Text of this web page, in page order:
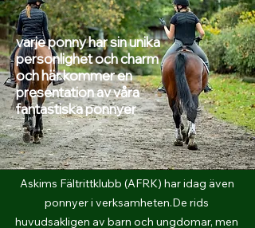
varje ponny har sin unika
personlighet och charm
och här kommer en
presentation av våra
fantastiska ponnyer
Askims Fältrittklubb (AFRK) har idag även
ponnyer i verksamheten.De rids
huvudsakligen av barn och ungdomar, men